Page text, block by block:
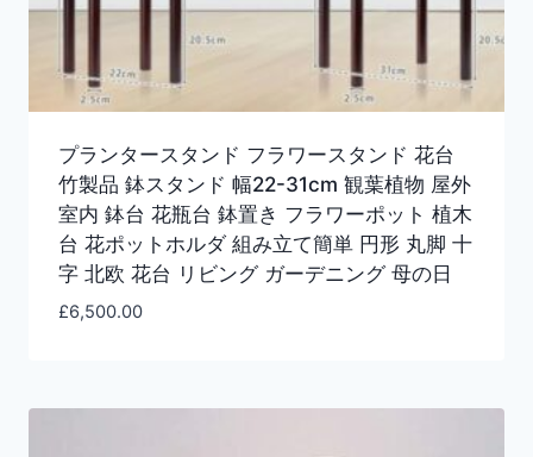
プランタースタンド フラワースタンド 花台
竹製品 鉢スタンド 幅22-31cm 観葉植物 屋外
室内 鉢台 花瓶台 鉢置き フラワーポット 植木
台 花ポットホルダ 組み立て簡単 円形 丸脚 十
字 北欧 花台 リビング ガーデニング 母の日
£6,500.00